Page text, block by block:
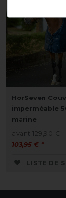
HorSeven
imperméable
marine
avant 129,90 €
103,95 € *
LISTE DE